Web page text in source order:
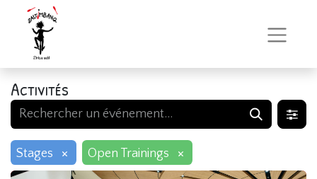
Activités
Stages × Open Trainings ×